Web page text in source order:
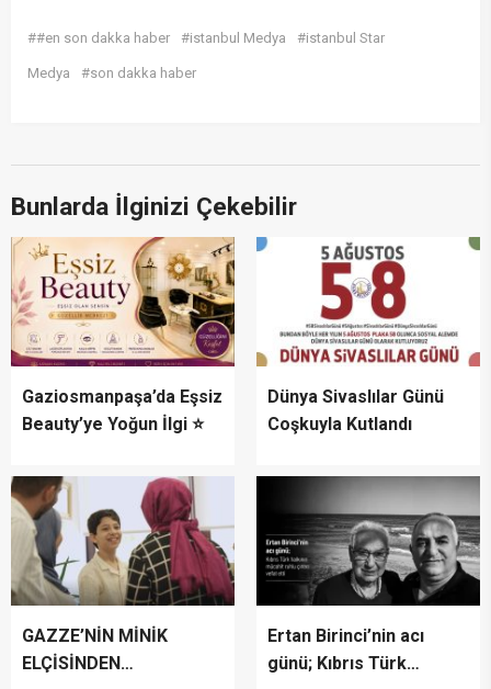
##en son dakka haber #istanbul Medya #istanbul Star
Medya #son dakka haber
Bunlarda İlginizi Çekebilir
Gaziosmanpaşa’da Eşsiz
Beauty’ye Yoğun İlgi ⭐
Dünya Sivaslılar Günü
Coşkuyla Kutlandı
GAZZE’NİN MİNİK
ELÇİSİNDEN
Ertan Birinci’nin acı
günü; Kıbrıs Türk